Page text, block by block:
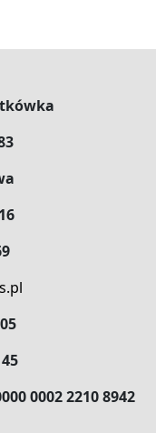
0002 2210 8942